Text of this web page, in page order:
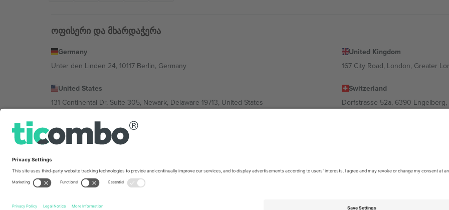
ოფისერი და მხარდაჭერა
Germany
Unter den Linden 24, 10117 Berlin, Germany
United Kingdom
167 City Road, London, Greater
United States
131 Continental Dr, Suite 305, Newark, Delaware 19713, United States
Switzerland
Dorfstrasse 52a, 6390
Bulgaria
Regus Sofia City West, bul Totleben 53-55, 1606 Sofia, Bulgaria
Av Chapultepec 360, Roma Norte, Cuauhtémoc, 06700 Ciudad de México, CDMX, Mexico
კონკრეტული პირობები.,